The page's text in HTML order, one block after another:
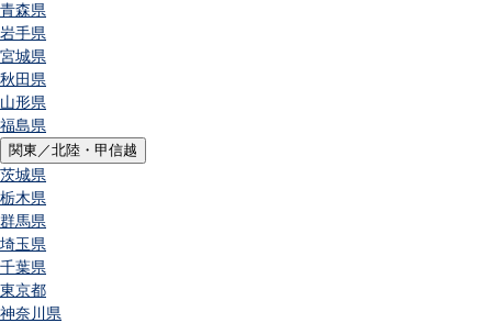
青森県
岩手県
宮城県
秋田県
山形県
福島県
関東／北陸・甲信越
茨城県
栃木県
群馬県
埼玉県
千葉県
東京都
神奈川県